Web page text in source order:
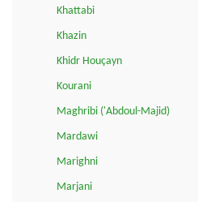
Khattabi
Khazin
Khidr Houçayn
Kourani
Maghribi ('Abdoul-Majid)
Mardawi
Marighni
Marjani